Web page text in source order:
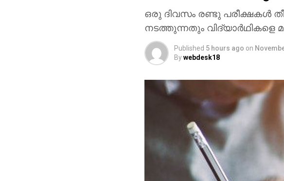
ഒരു ദിവസം രണ്ടു പരീക്ഷകള്‍
നടത്തുന്നതും വിദ്യാര്‍ഥികളെ
Published 5 hours ago on
Bywebdesk18